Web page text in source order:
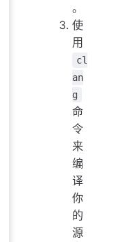
。
使
用
cl
an
g
命
令
来
编
译
你
的
源